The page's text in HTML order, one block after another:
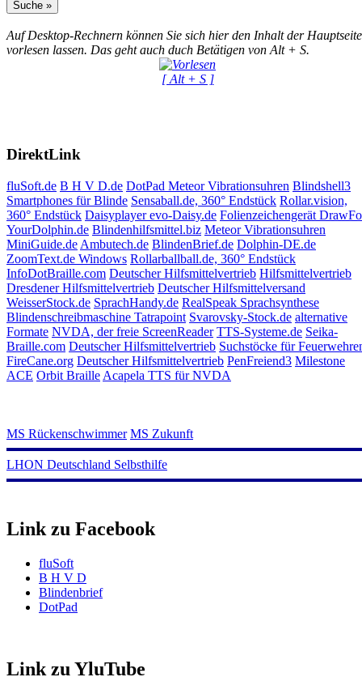
Auf Desktop-Rechnern können Sie sich hier den Inhalt der Hauptseite
vorlesen lassen. Das geht auch duch Betätigen von Alt + S.
[ Alt + S ]
DirektLink
fluSoft.de B H V D.de DotPad Meteor Vibrationsuhren Blindshell3
Smartphones für Blinde Sensaball.de, 360° Endstück Rollar.vision,
360° Endstück Daisyplayer evo-Daisy.de Folienzeichengerät
YourDolphin.de Blindenhilfsmittel.biz Meteor Vibrationsuhren
MiniGuide.de Ambutech.de BlindenBrief.de Dolphin-DE.de
ZoomText.de Windows Rollarballball.de, 360° Endstück
InfoDotBraille.com Deutscher Hilfsmittelvertrieb Hilfsmittelvertrieb
Dresdener Hilfsmittelvertrieb Deutscher Hilfsmittelversand
WeisserStock.de SprachHandy.de RealSpeak Sprachsynthese
Blindenschreibmaschine Tatrapoint Svarovsky-Stock.de alternative
Formate NVDA, der freie ScreenReader TTS-Systeme.de Seika-
Braille.com Deutscher Hilfsmittelvertrieb Suchstöcke für
FireCane.org Deutscher Hilfsmittelvertrieb PenFreiend3 Milestone
ACE Orbit Braille Acapela TTS für NVDA
MS Rückenschwimmer MS Zukunft
LHON Deutschland Selbsthilfe
Link zu Facebook
fluSoft
B H V D
Blindenbrief
DotPad
Link zu YluTube